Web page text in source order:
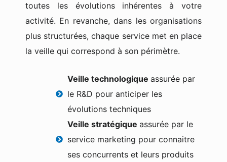
toutes les évolutions inhérentes à votre
activité. En revanche, dans les organisations
plus structurées, chaque service met en place
la veille qui correspond à son périmètre.
Veille technologique assurée par
le R&D pour anticiper les
évolutions techniques
Veille stratégique assurée par le
service marketing pour connaitre
ses concurrents et leurs produits